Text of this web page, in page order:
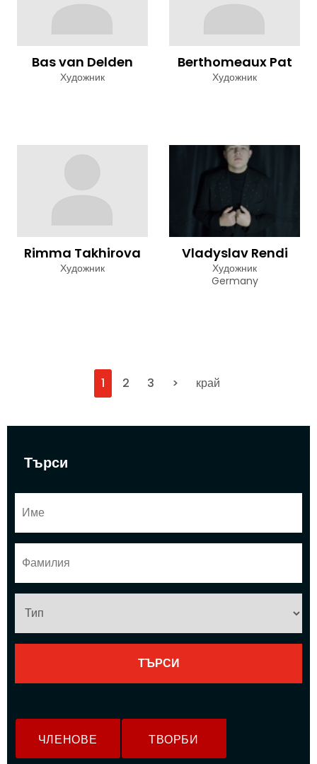
Търси
ЧЛЕНОВЕ ТВОРБИ
Bas van Delden
Художник
Berthomeaux Pat
Художник
Rimma Takhirova
Художник
Vladyslav Rendi
Художник
Germany
1 2 3 > край